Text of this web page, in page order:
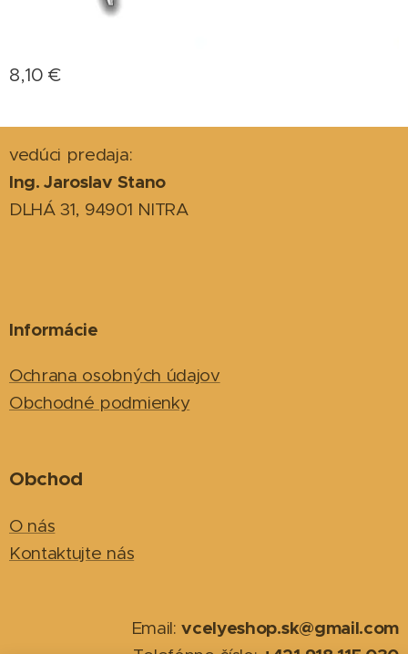
8,10 €
vedúci predaja:
Ing. Jaroslav Stano
DLHÁ 31, 94901 NITRA
Informácie
Ochrana osobných údajov
Obchodné podmienky
Obchod
O nás
Kontaktujte nás
Email:vcelyeshop.sk@gmail.com